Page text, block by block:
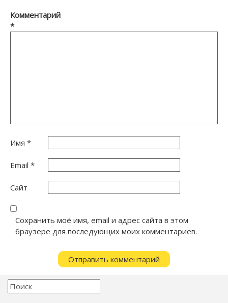
Комментарий
*
Имя *
Email *
Сайт
Сохранить моё имя, email и адрес сайта в этом
браузере для последующих моих комментариев.